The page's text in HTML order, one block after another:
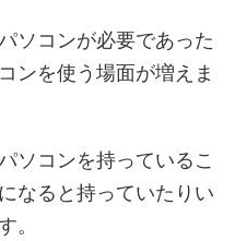
ソコンが必要であった
ンを使う場面が増えま
ソコンを持っているこ
なると持っていたりい
。